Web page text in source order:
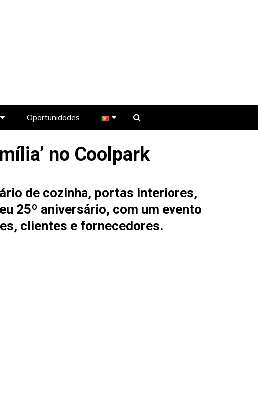
de TV
Oportunidades
no Coolpark
de cozinha, portas interiores,
25º aniversário, com um evento
clientes e fornecedores.